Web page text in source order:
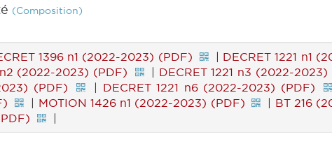
(Composition)
1396 n1 (2022-2023) (PDF) | DECRET 1221 n1
n2 (2022-2023) (PDF) | DECRET 1221 n3 (2022-
(PDF) | DECRET 1221 n6 (2022-2023) (PDF)
| MOTION 1426 n1 (2022-2023) (PDF) | BT 216
|